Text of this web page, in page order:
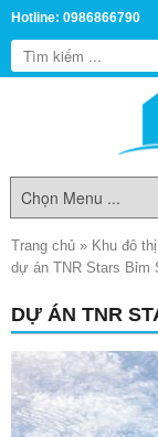
Hotline: 0986866790
Trang chủ » Khu đô
dự án TNR Stars Bỉm
DỰ ÁN TNR